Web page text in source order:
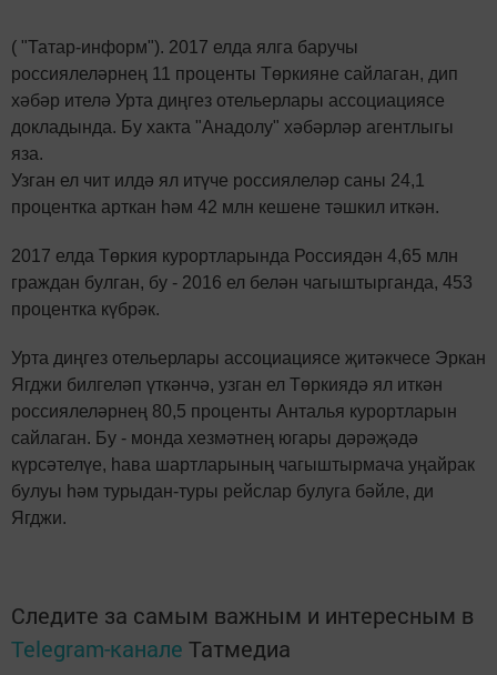
( "Татар-информ"). 2017 елда ялга баручы
россиялеләрнең 11 проценты Төркияне сайлаган, дип
хәбәр ителә Урта диңгез отельерлары ассоциациясе
докладында. Бу хакта "Анадолу" хәбәрләр агентлыгы
яза.
Узган ел чит илдә ял итүче россиялеләр саны 24,1
процентка арткан һәм 42 млн кешене тәшкил иткән.
2017 елда Төркия курортларында Россиядән 4,65 млн
граждан булган, бу - 2016 ел белән чагыштырганда, 453
процентка күбрәк.
Урта диңгез отельерлары ассоциациясе җитәкчесе Эркан
Ягджи билгеләп үткәнчә, узган ел Төркиядә ял иткән
россиялеләрнең 80,5 проценты Анталья курортларын
сайлаган. Бу - монда хезмәтнең югары дәрәҗәдә
күрсәтелүе, һава шартларының чагыштырмача уңайрак
булуы һәм турыдан-туры рейслар булуга бәйле, ди
Ягджи.
Следите за самым важным и интересным в
Telegram-канале Татмедиа